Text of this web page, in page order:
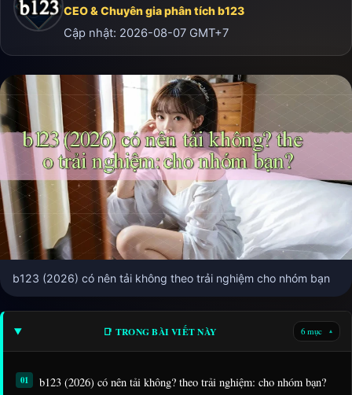
CEO & Chuyên gia phân tích b123
Cập nhật: 2026-08-07 GMT+7
b123 (2026) có nên tải không theo trải nghiệm cho nhóm bạn
📑 TRONG BÀI VIẾT NÀY 6 mục ▾
b123 (2026) có nên tải không? theo trải nghiệm: cho nhóm bạn?